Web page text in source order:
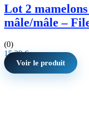
Lot 2
mâle/mâle –
(0)
15,29€
Voir le produit